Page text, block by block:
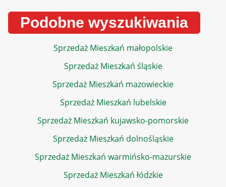
Podobne wyszukiwania
Sprzedaż Mieszkań małopolskie
Sprzedaż Mieszkań śląskie
Sprzedaż Mieszkań mazowieckie
Sprzedaż Mieszkań lubelskie
Sprzedaż Mieszkań kujawsko-pomorskie
Sprzedaż Mieszkań dolnośląskie
Sprzedaż Mieszkań warmińsko-mazurskie
Sprzedaż Mieszkań łódzkie